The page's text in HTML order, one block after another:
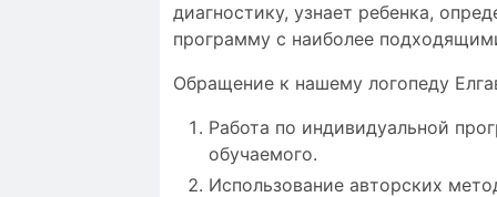
диагностику, узнает ребенка,
программу с наиболее
Обращение к нашему логопеду
Работа по индивидуальной
обучаемого.
Использование авторских